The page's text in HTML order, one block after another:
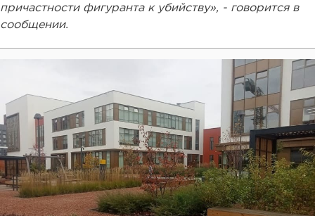
причастности фигуранта к убийству», - говорится в
сообщении.